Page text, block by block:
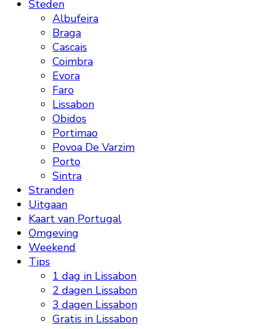
Steden
Albufeira
Braga
Cascais
Coimbra
Evora
Faro
Lissabon
Obidos
Portimao
Povoa De Varzim
Porto
Sintra
Stranden
Uitgaan
Kaart van Portugal
Omgeving
Weekend
Tips
1 dag in Lissabon
2 dagen Lissabon
3 dagen Lissabon
Gratis in Lissabon